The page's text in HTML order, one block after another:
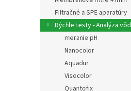
Filtračné a SPE aparatúry
Rýchle testy - Analýza vôd
meranie pH
Nanocolor
Aquadur
Visocolor
Quantofix